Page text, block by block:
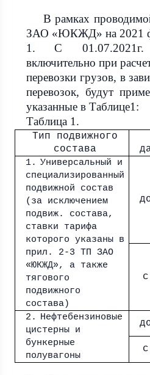
В рамках
ЗАО «ЮКЖД» на 2021
1.
С
включительно при
перевозки грузов, в
перевозок, будут
указанные в Таблице1 :
Таблица 1.
Тип подвижного
состава
1. Универсальный и
специализированный
подвижной состав
(за исключением
подвиж. состава,
ставки тарифа
которого указаны в
прил. 2-3 ТП ЗАО
«ЮКЖД», а также
тягового
подвижного
состава)
2.
Нефтебензиновые
цистерны и
бункерные
полувагоны